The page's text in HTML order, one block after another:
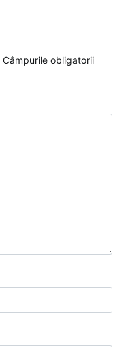
Câmpurile obligatorii